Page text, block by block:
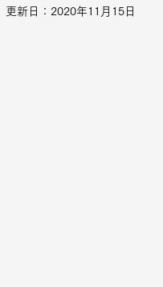
更新日： 2020年11月15日